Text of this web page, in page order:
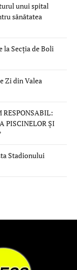
unui spital
sănătatea
la Secția de Boli
Zi din Valea
RESPONSABIL:
PISCINELOR ȘI
Stadionului